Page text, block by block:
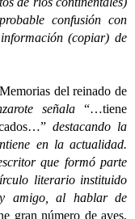
confusión con
(copiar) de
Memorias del reinado de
señala“…tiene
destacando la
en la actualidad.
que formó parte
literario instituido
amigo, al hablar de
gran número de aves,